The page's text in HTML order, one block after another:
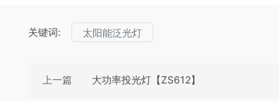
关键词: 太阳能泛光灯
上一篇 大功率投光灯【ZS612】